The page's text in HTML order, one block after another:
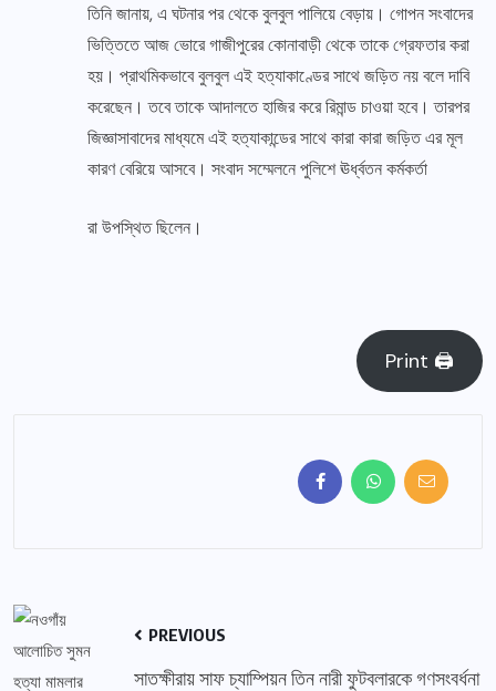
তিনি জানায়, এ ঘটনার পর থেকে বুলবুল পালিয়ে বেড়ায়। গোপন সংবাদের
ভিত্তিতে আজ ভোরে গাজীপুরের কোনাবাড়ী থেকে তাকে গ্রেফতার করা
হয়। প্রাথমিকভাবে বুলবুল এই হত্যাকাণ্ডের সাথে জড়িত নয় বলে দাবি
করেছেন। তবে তাকে আদালতে হাজির করে রিমান্ড চাওয়া হবে। তারপর
জিজ্ঞাসাবাদের মাধ্যমে এই হত্যাকান্ডের সাথে কারা কারা জড়িত এর মূল
কারণ বেরিয়ে আসবে। সংবাদ সম্মেলনে পুলিশে ঊর্ধ্বতন কর্মকর্তা
রা উপস্থিত ছিলেন।
Print 🖨
PREVIOUS
সাতক্ষীরায় সাফ চ্যাম্পিয়ন তিন নারী ফুটবলারকে গণসংবর্ধনা